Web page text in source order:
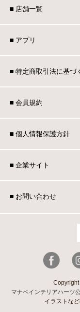
■ 店舗一覧
■ アプリ
■ 特定商取引法に基づ
■ 会員規約
■ 個人情報保護方針
■ 企業サイト
■ お問い合わせ
Copyright
マナベインテリアハーツ
イラストな